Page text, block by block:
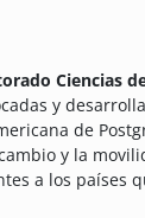
Ciencias
y
de
y la
a los países